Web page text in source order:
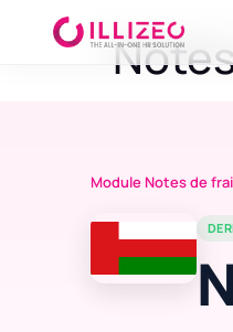
Module Notes de